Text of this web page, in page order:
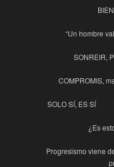
“Un hombre
SONREIR,
COMPROMIS,
SOLO SÍ, ES SÍ
¿Es
Progresismo viene